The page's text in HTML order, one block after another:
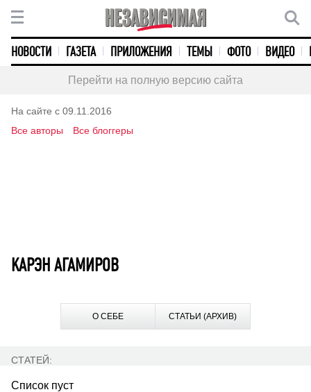
НОВОСТИ ГАЗЕТА ПРИЛОЖЕНИЯ ТЕМЫ ФОТО ВИДЕО
Перейти на полную версию сайта
На сайте с 09.11.2016
Все авторы
Все блоггеры
КАРЭН АГАМИРОВ
О СЕБЕ СТАТЬИ (АРХИВ)
СТАТЕЙ:
Список пуст